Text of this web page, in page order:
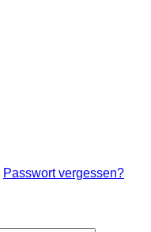
Passwort vergessen?